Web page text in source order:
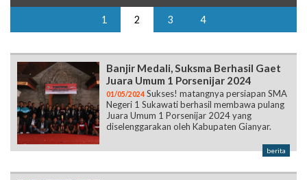
1 2 3 4
Banjir Medali, Suksma Berhasil Gaet
Juara Umum 1 Porsenijar 2024
01/05/2024 Sukses! matangnya persiapan SMA
Negeri 1 Sukawati berhasil membawa pulang
Juara Umum 1 Porsenijar 2024 yang
diselenggarakan oleh Kabupaten Gianyar.
berita